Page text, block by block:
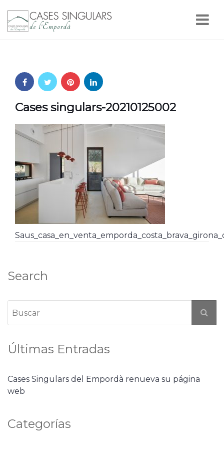
Cases singulars-20210125002
Search
Últimas Entradas
Cases Singulars del Empordà renueva su página
web
Categorías